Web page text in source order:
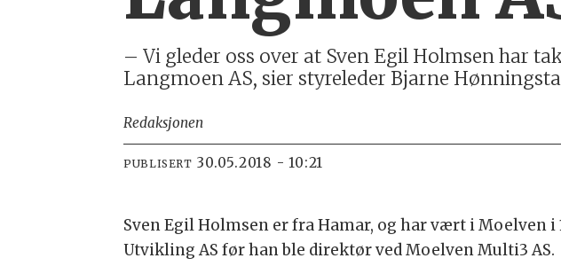
– Vi gleder oss over at Sven Egil Holmsen har
Langmoen AS, sier styreleder Bjarne
Redaksjonen
PUBLISERT 30.05.2018 - 10:21
Sven Egil Holmsen er fra Hamar, og har vært i
Utvikling AS før han ble direktør ved Moelven Multi3 AS.